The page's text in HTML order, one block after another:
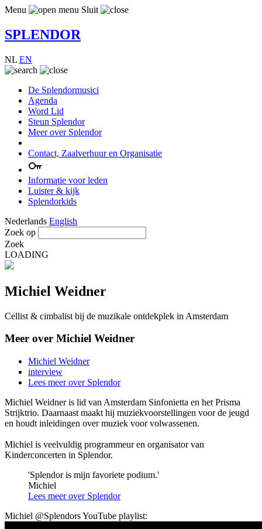
Menu Sluit
SPLENDOR
NL EN
De Splendormusici
Agenda
Word Lid
Steun Splendor
Meer over Splendor
Contact, Zaalverhuur en Organisatie
Informatie voor leden
Luister & kijk
Splendorkids
Nederlands English
Zoek op
Zoek
LOADING
Michiel Weidner
Cellist & cimbalist bij de muzikale ontdekplek in Amsterdam
Meer over Michiel Weidner
Michiel Weidner
interview
Lees meer over Splendor
Michiel Weidner is lid van Amsterdam Sinfonietta en het Prisma
Strijktrio. Daarnaast maakt hij muziekvoorstellingen voor de jeugd
en houdt inleidingen over muziek voor volwassenen.
Michiel is veelvuldig programmeur en organisator van
Kinderconcerten in Splendor.
'Splendor is mijn favoriete podium.'
Michiel
Lees meer over Splendor
Michiel @Splendors YouTube playlist: